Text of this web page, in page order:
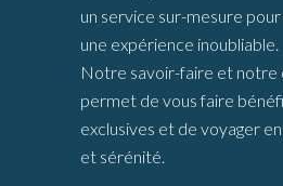
un service sur-mesure
une expérience inoubliable.
Notre savoir-faire et notre
permet de vous faire
exclusives et de voyager
et sérénité.